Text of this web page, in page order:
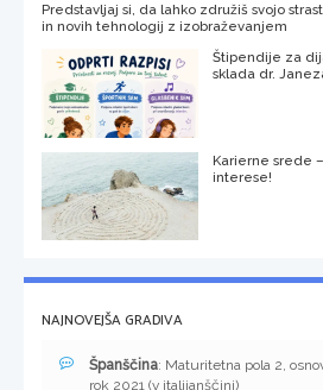
Predstavljaj si, da lahko združiš svojo
in novih tehnologij z izobraževanjem
Štipendije za
sklada dr.
Karierne srede
interese!
NAJNOVEJŠA GRADIVA
Španščina: Maturitetna pola 2,
rok 2021 (v italijanščini)